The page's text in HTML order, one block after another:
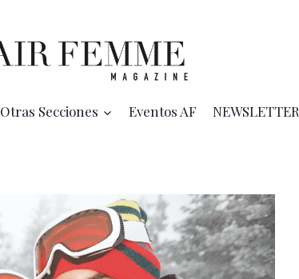
Otras Secciones Eventos AF NEWSLETTER